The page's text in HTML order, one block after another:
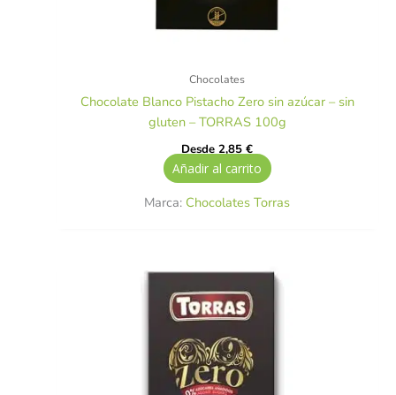
Chocolates
Chocolate Blanco Pistacho Zero sin azúcar – sin
gluten – TORRAS 100g
Desde2,85€
Añadir al carrito
Marca: Chocolates Torras